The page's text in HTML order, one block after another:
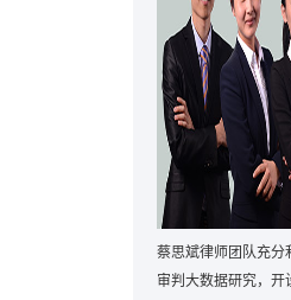
蔡思斌律师团队充分
审判大数据研究，